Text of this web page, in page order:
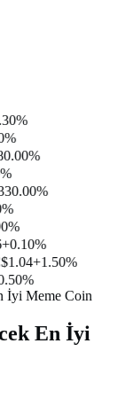
0.00%
0.00%
+0.10%
+1.50%
İyi Meme Coin
En İyi